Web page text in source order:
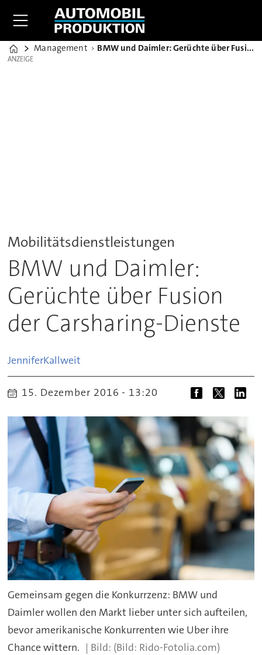
Home
Management BMW und Daimler: Gerüchte über Fusion der Carsharing-Dienste
ANZEIGE
ANZEIGE
Mobilitätsdienstleistungen
BMW und Daimler:
Gerüchte über Fusion
der Carsharing-Dienste
JenniferKallweit
15. Dezember 2016 - 13:20
Gemeinsam gegen die Konkurrzenz: BMW und
Daimler wollen den Markt lieber unter sich aufteilen,
bevor amerikanische Konkurrenten wie Uber ihre
Chance wittern.
(Bild: Rido-Fotolia.com)